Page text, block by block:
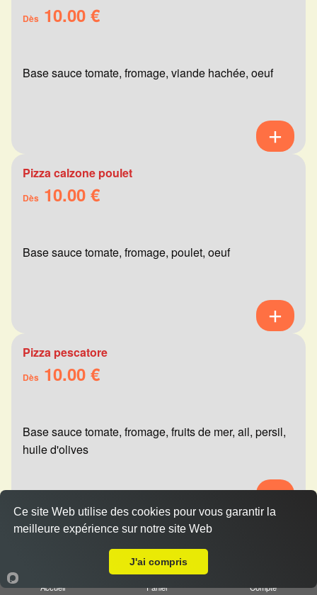
Dès 10.00 €
Base sauce tomate, fromage, viande hachée, oeuf
Pizza calzone poulet
Dès 10.00 €
Base sauce tomate, fromage, poulet, oeuf
Pizza pescatore
Dès 10.00 €
Base sauce tomate, fromage, fruits de mer, ail, persil,
huile d'olives
Pizza mexicaine
Accueil Panier Compte
Ce site Web utilise des cookies pour vous garantir la
meilleure expérience sur notre site Web
J'ai compris